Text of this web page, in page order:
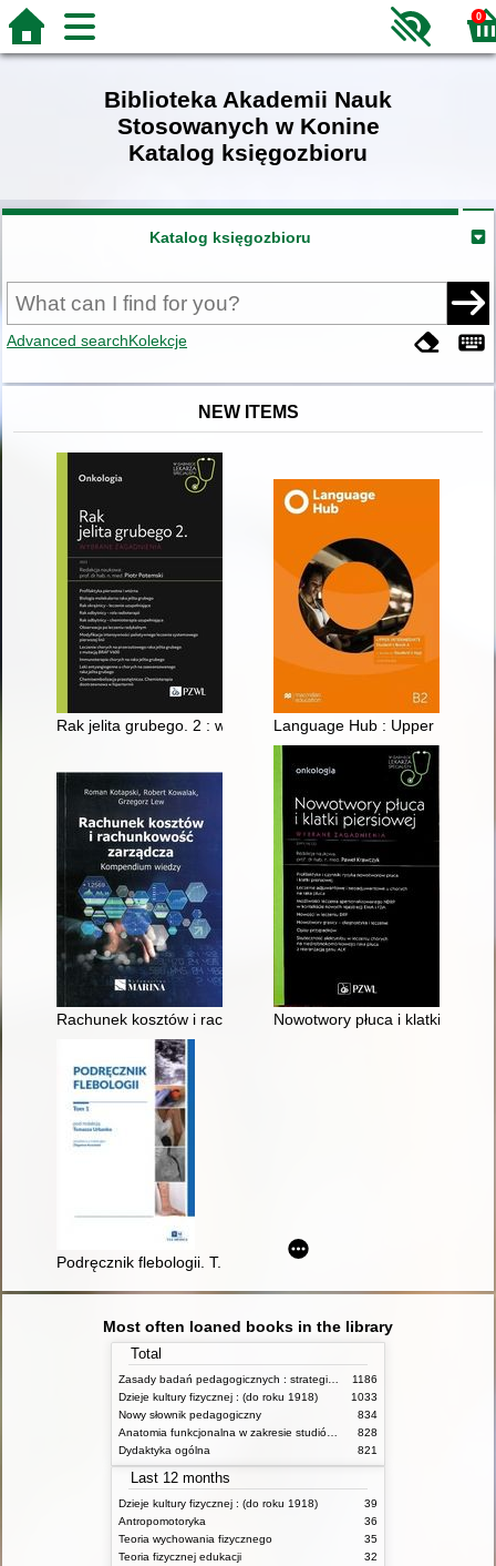
0
Biblioteka Akademii Nauk
Stosowanych w Konine
Katalog księgozbioru
Katalog księgozbioru
Advanced searchKolekcje
NEW ITEMS
Rak jelita grubego. 2 : wybrane zagadnienia
Language Hub : Upper
Rachunek kosztów i rachunkowość zarządcza : kompendium
Nowotwory płuca i klatki
Podręcznik flebologii. T. 1
Most often loaned books in the library
Total
1186
Dzieje kultury fizycznej : (do roku 1918)
1033
Nowy słownik pedagogiczny
834
828
Dydaktyka ogólna
821
Last 12 months
Dzieje kultury fizycznej : (do roku 1918)
39
Antropomotoryka
36
Teoria wychowania fizycznego
35
Teoria fizycznej edukacji
32